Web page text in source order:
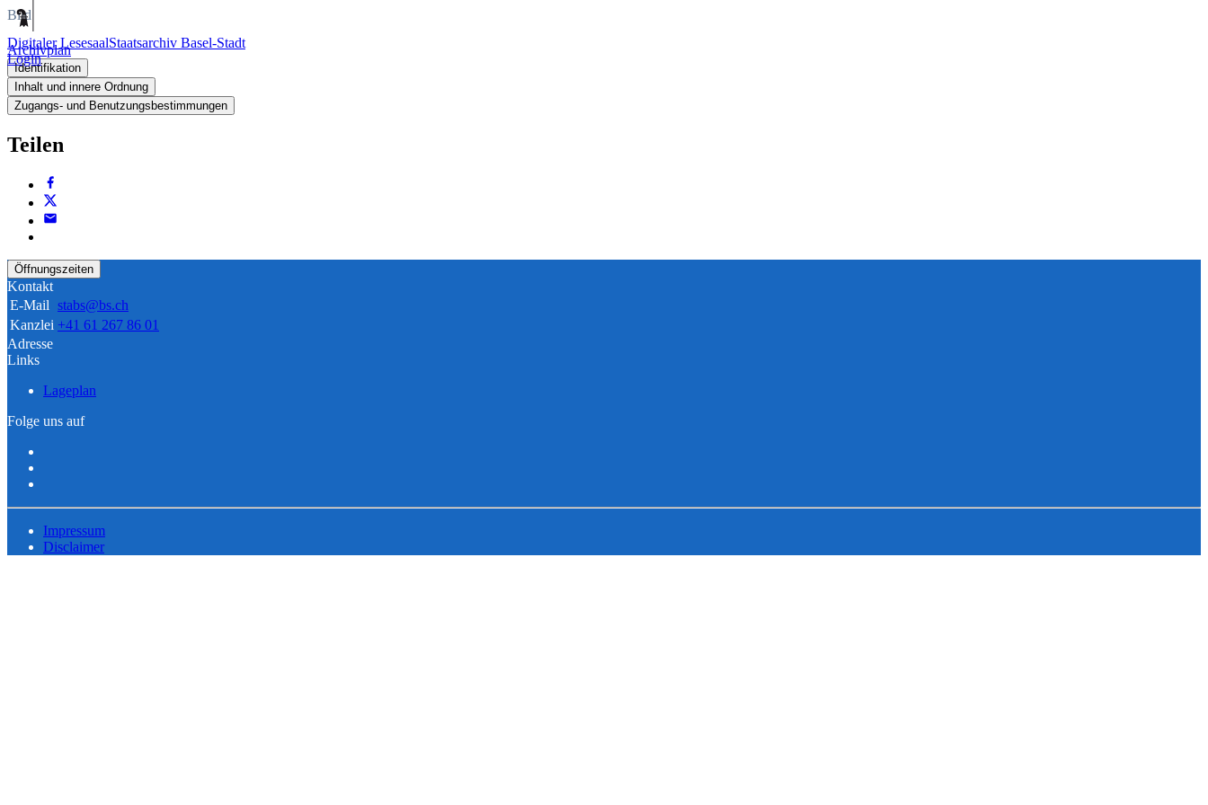
Digitaler LesesaalStaatsarchiv Basel-Stadt
Login
Bild
Archivplan
Identifikation
Inhalt und innere Ordnung
Zugangs- und Benutzungsbestimmungen
Teilen
Öffnungszeiten
Kontakt
E-Mail stabs@bs.ch
Kanzlei +41 61 267 86 01
Adresse
Links
Lageplan
Folge uns auf
Impressum
Disclaimer